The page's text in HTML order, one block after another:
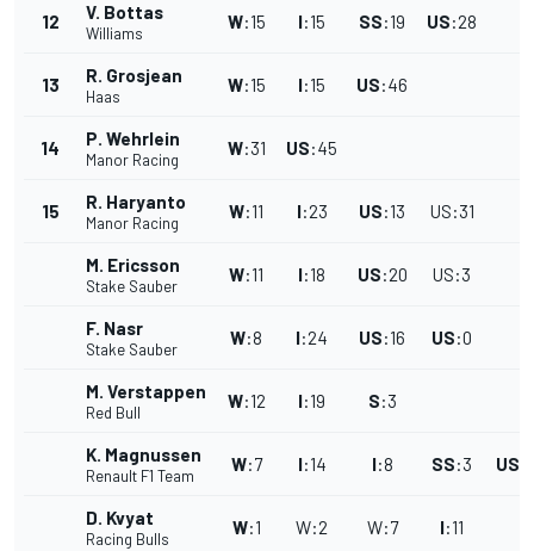
12 V. Bottas
Williams
W:15 I:15 SS:19 US:28
13 R. Grosjean
Haas
W:15 I:15 US:46
14 P. Wehrlein
Manor Racing
W:31 US:45
15 R. Haryanto
Manor Racing
W:11 I:23 US:13 US:31
M. Ericsson
Stake Sauber
W:11 I:18 US:20 US:3
F. Nasr
Stake Sauber
W:8 I:24 US:16 US:0
M. Verstappen
Red Bull
W:12 I:19 S:3
K. Magnussen
Renault F1 Team
W:7 I:14 I:8 SS:3 US
D. Kvyat
Racing Bulls
W:1 W:2 W:7 I:11